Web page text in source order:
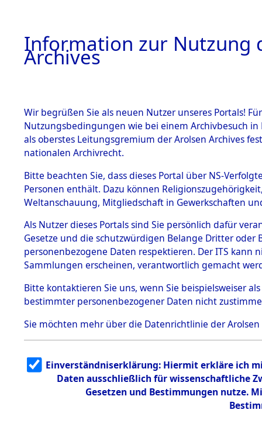
BESTÄNDE
1.
Inhaftierungsdoku
mente
1.2.9 Beim ITS
Effekten
1.2.9.1
Effekten aus
dem KZ
Dachau
1.2.9.2
Effekten aus
dem KZ
Bayerisches
1.2.9.3
Effekten aus
dem KZ
Neuengamm
0009
Information zur Nutzung
Archives
Wir begrüßen Sie als neuen Nutzer unseres Portals!
Nutzungsbedingungen wie bei einem Archivbesuch
als oberstes Leitungsgremium der Arolsen Archives
nationalen Archivrecht.
Bitte beachten Sie, dass dieses Portal über NS-
Personen enthält. Dazu können
Weltanschauung, Mitgliedschaft in Gewerkschaften
Als Nutzer dieses Portals sind Sie persönlich dafür
Gesetze und die schutzwürdigen Belange Dritter
personenbezogene Daten respektieren. Der ITS
Sammlungen erscheinen, verantwortlich gemacht
Bitte kontaktieren Sie uns, wenn Sie beispielsweiser
bestimmter personenbezogener Daten nicht
Sie möchten mehr über die Datenrichtlinie der Arolsen
Einverständniserklärung: Hiermit erkläre ich
Daten ausschließlich für wissenschaftliche
Gesetzen und Bestimmungen nutze.